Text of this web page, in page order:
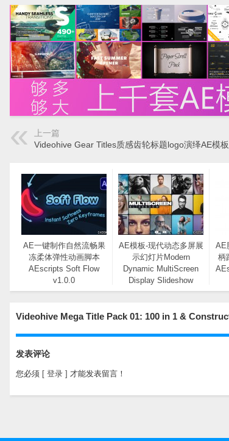
上一篇
Videohive Gear Titles质感齿轮标题logo演绎AE模板
AE一键制作自然流畅果
冻柔体弹性动画脚本
AEscripts Soft Flow
v1.0.0
AE模板-现代动态多屏展
示幻灯片Modern
Dynamic MultiScreen
Display Slideshow
AE
柄
Videohive Mega Title Pack 01: 100 in 1 &
发表评论
您必须 [ 登录 ] 才能发表留言！